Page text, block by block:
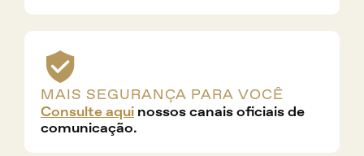
MAIS SEGURANÇA PARA VOCÊ
Consulte aqui nossos canais oficiais de
comunicação.